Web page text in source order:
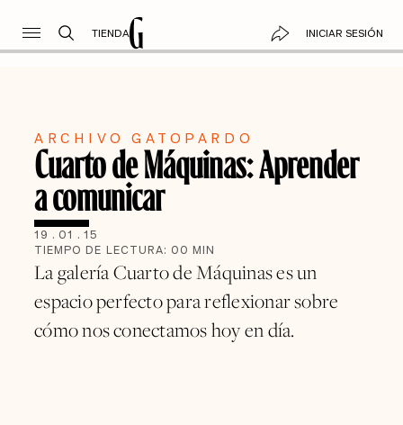
TIENDA INICIAR SESIÓN
ARCHIVO GATOPARDO
Cuarto de Máquinas: Aprender
a comunicar
19 . 01 . 15
TIEMPO DE LECTURA: 00 MIN
La galería Cuarto de Máquinas es un
espacio perfecto para reflexionar sobre
cómo nos conectamos hoy en día.